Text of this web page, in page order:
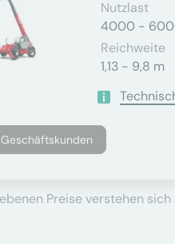
Nutzlast
4000 -
Reichweite
1,13 - 9,8 m
Preise verstehen